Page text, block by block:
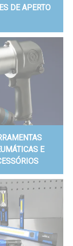
DE APERTO
E